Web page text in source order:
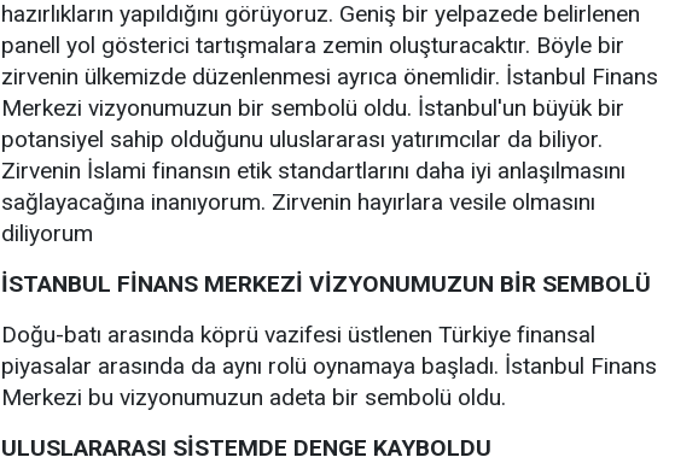
hazırlıkların yapıldığını görüyoruz. Geniş bir yelpazede belirlenen
panell yol gösterici tartışmalara zemin oluşturacaktır. Böyle bir
zirvenin ülkemizde düzenlenmesi ayrıca önemlidir. İstanbul Finans
Merkezi vizyonumuzun bir sembolü oldu. İstanbul'un büyük bir
potansiyel sahip olduğunu uluslararası yatırımcılar da biliyor.
Zirvenin İslami finansın etik standartlarını daha iyi anlaşılmasını
sağlayacağına inanıyorum. Zirvenin hayırlara vesile olmasını
diliyorum
İSTANBUL FİNANS MERKEZİ VİZYONUMUZUN BİR SEMBOLÜ
Doğu-batı arasında köprü vazifesi üstlenen Türkiye finansal
piyasalar arasında da aynı rolü oynamaya başladı. İstanbul Finans
Merkezi bu vizyonumuzun adeta bir sembolü oldu.
ULUSLARARASI SİSTEMDE DENGE KAYBOLDU